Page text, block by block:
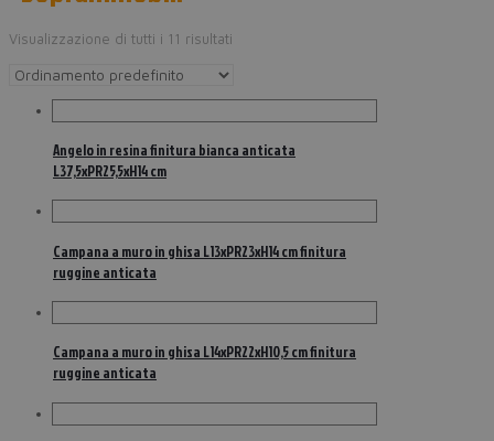
Visualizzazione di tutti i 11 risultati
Angelo in resina finitura bianca anticata
L37,5xPR25,5xH14 cm
Campana a muro in ghisa L13xPR23xH14 cm finitura
ruggine anticata
Campana a muro in ghisa L14xPR22xH10,5 cm finitura
ruggine anticata